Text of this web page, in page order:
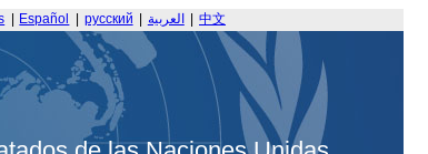
Español русский العربية 中文